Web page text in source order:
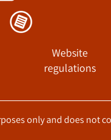
Website
regulations
only and does not